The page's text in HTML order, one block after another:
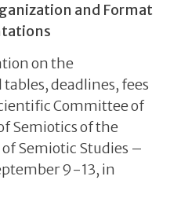
and Format
on the
deadlines, fees
Committee of
Semiotics of the
Semiotic Studies –
9-13, in